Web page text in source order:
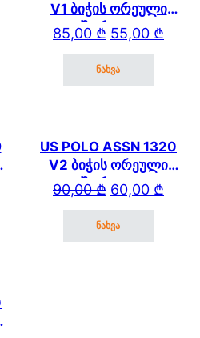
was: 75,00 ₾.
is: 50,00 ₾.
V1 ბიჭის ორეული
შორტით
85,00₾ Original price
55,00 ₾
Current price is:
ნახვა
was: 75,00 ₾.
is: 50,00 ₾.
US POLO ASSN 1320
V2 ბიჭის ორეული
შორტით
90,00₾ Original price
60,00 ₾
Current price is:
ნახვა